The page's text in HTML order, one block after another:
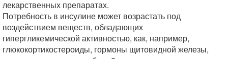
лекарственных препаратах.
Потребность в инсулине может возрастать под
воздействием веществ, обладающих
гипергликемической активностью, как, например,
глюкокортикостероиды, гормоны щитовидной железы,